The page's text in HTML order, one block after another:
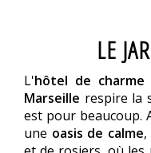
LE
L'hôtel de
Marseille respire la
est pour beaucoup.
une oasis de calme